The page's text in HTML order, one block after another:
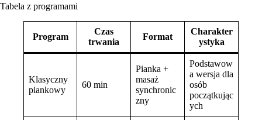
Tabela z programami
Program
Czas
trwania
Format
Charakter
ystyka
Klasyczny
piankowy
60 min
Pianka +
masaż
synchronic
zny
Podstawow
a wersja dla
osób
początkując
ych